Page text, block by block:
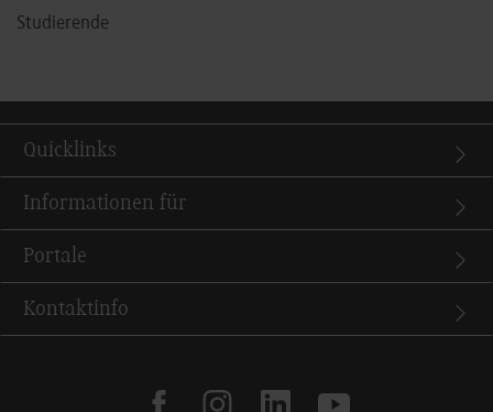
Studierende
Quicklinks
Informationen für
Portale
Kontaktinfo
facebookinstagramlinkedinyoutube